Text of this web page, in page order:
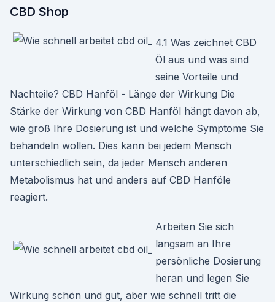
CBD Shop
4.1 Was zeichnet CBD
Öl aus und was sind
seine Vorteile und
Nachteile? CBD Hanföl - Länge der Wirkung Die
Stärke der Wirkung von CBD Hanföl hängt davon ab,
wie groß Ihre Dosierung ist und welche Symptome Sie
behandeln wollen. Dies kann bei jedem Mensch
unterschiedlich sein, da jeder Mensch anderen
Metabolismus hat und anders auf CBD Hanföle
reagiert.
Arbeiten Sie sich
langsam an Ihre
persönliche Dosierung
heran und legen Sie
Wirkung schön und gut, aber wie schnell tritt die